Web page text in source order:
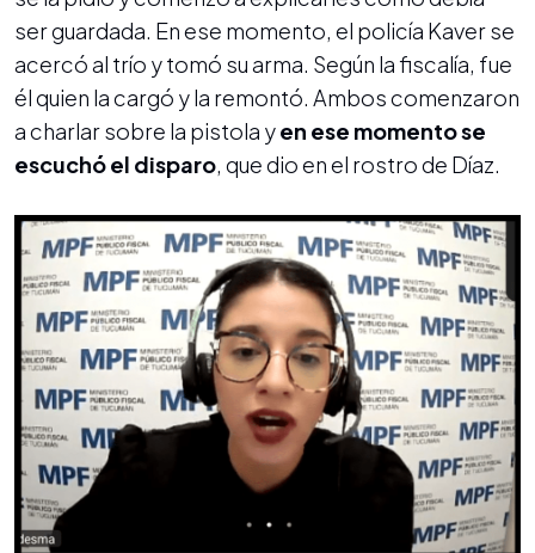
ser guardada. En ese momento, el policía Kaver se
acercó al trío y tomó su arma. Según la fiscalía, fue
él quien la cargó y la remontó. Ambos comenzaron
a charlar sobre la pistola yen ese momento se
escuchó el disparo, que dio en el rostro de Díaz.